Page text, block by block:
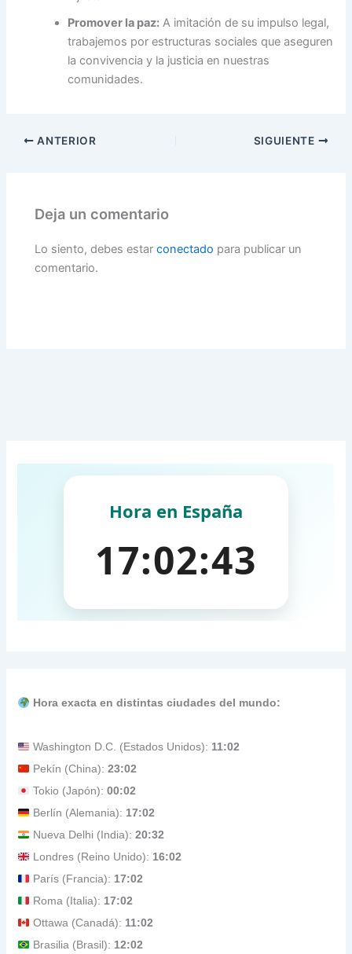
Promover la paz: A imitación de su impulso legal,
trabajemos por estructuras sociales que aseguren
la convivencia y la justicia en nuestras
comunidades.
ANTERIOR SIGUIENTE
Deja un comentario
Lo siento, debes estarconectado para publicar un
comentario.
Hora exacta en distintas ciudades del mundo:
Washington D.C. (Estados Unidos): 11:02
Pekín (China):23:02
Tokio (Japón):00:02
Berlín (Alemania): 17:02
Nueva Delhi (India):20:32
Londres (Reino Unido): 16:02
París (Francia): 17:02
Roma (Italia): 17:02
Ottawa (Canadá): 11:02
Brasilia (Brasil): 12:02